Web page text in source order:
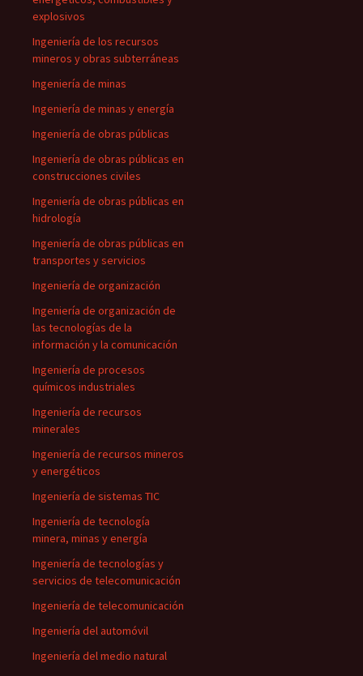
explosivos
Ingeniería de los recursos
mineros y obras subterráneas
Ingeniería de minas
Ingeniería de minas y energía
Ingeniería de obras públicas
Ingeniería de obras públicas en
construcciones civiles
Ingeniería de obras públicas en
hidrología
Ingeniería de obras públicas en
transportes y servicios
Ingeniería de organización
Ingeniería de organización de
las tecnologías de la
información y la comunicación
Ingeniería de procesos
químicos industriales
Ingeniería de recursos
minerales
Ingeniería de recursos mineros
y energéticos
Ingeniería de sistemas TIC
Ingeniería de tecnología
minera, minas y energía
Ingeniería de tecnologías y
servicios de telecomunicación
Ingeniería de telecomunicación
Ingeniería del automóvil
Ingeniería del medio natural